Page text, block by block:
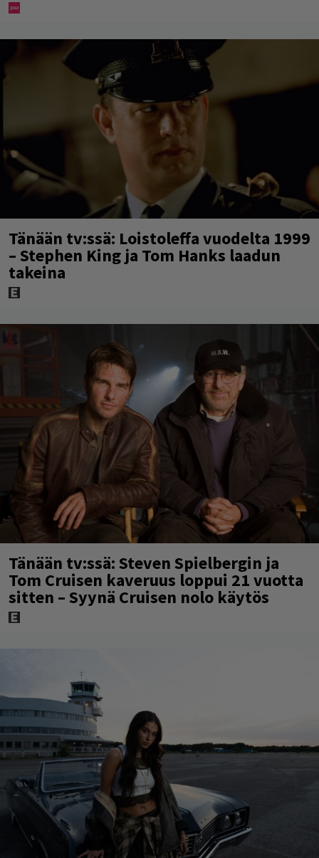
Tänään tv:ssä: Loistoleffa vuodelta 1999
– Stephen King ja Tom Hanks laadun
takeina
Tänään tv:ssä: Steven Spielbergin ja
Tom Cruisen kaveruus loppui 21 vuotta
sitten – Syynä Cruisen nolo käytös